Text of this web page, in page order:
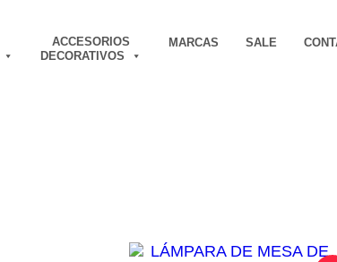
ACCESORIOS
DECORATIVOS
MARCAS SALE